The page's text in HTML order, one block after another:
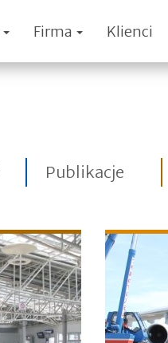
Firma Klienci
Publikacje